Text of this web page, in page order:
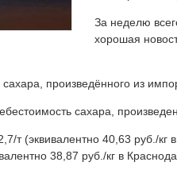
За неделю
хорошая
сахара, произведённого из
сахара,
т (эквивалентно 40,63 руб./
38,87 руб./кг в